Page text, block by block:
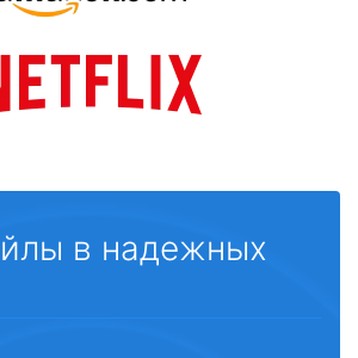
в надежных